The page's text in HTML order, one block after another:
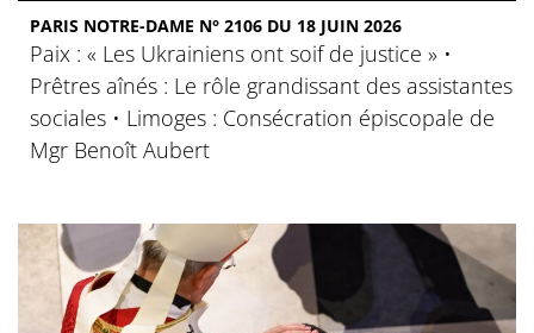
PARIS NOTRE-DAME N° 2106 DU 18 JUIN 2026
Paix : « Les Ukrainiens ont soif de justice » •
Prêtres aînés : Le rôle grandissant des assistantes
sociales • Limoges : Consécration épiscopale de
Mgr Benoît Aubert